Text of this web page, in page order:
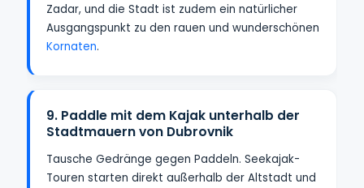
Zadar, und die Stadt ist zudem ein natürlicher
Ausgangspunkt zu den rauen und wunderschönen
Kornaten.
9. Paddle mit dem Kajak unterhalb der
Stadtmauern von Dubrovnik
Tausche Gedränge gegen Paddeln. Seekajak-
Touren starten direkt außerhalb der Altstadt und